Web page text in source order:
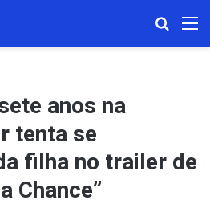
anos na
tenta se
filha no trailer de
Chance”